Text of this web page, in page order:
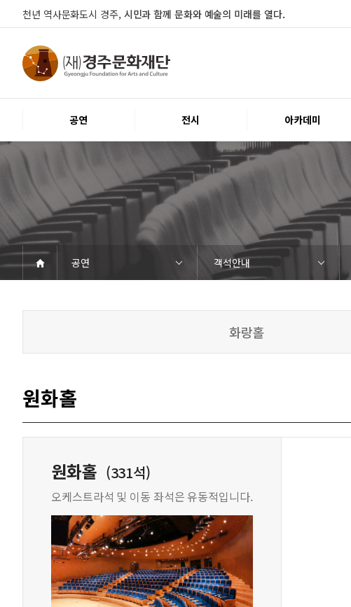
천년 역사문화도시 경주, 시민과 함께 문화와 예술의 미래를 열다.
공연 전시 아카데미
공연 객석안내
공연
공연일정
객석안내
티켓안내
문화나눔티켓
공연예절·서비스
전시 전시일정
전시연계교육신청
알천미술관소장품
전시예절·서비스
아카데미 교육일정
문화행사 행사일정
행사소개
대관 대관공고·절차
대관운영조례
대관신청
시설소개 경주예술의전당
경주문화관1918
시립예술단
열린마당 공지사항
자료실
Q&A
우수고객
경주문화재단 인사말
재단소개
조직도
ESG 윤리·경영
경영공시
오시는길
화랑홀
원화홀
원화홀 (331석)
오케스트라석 및 이동 좌석은 유동적입니다.